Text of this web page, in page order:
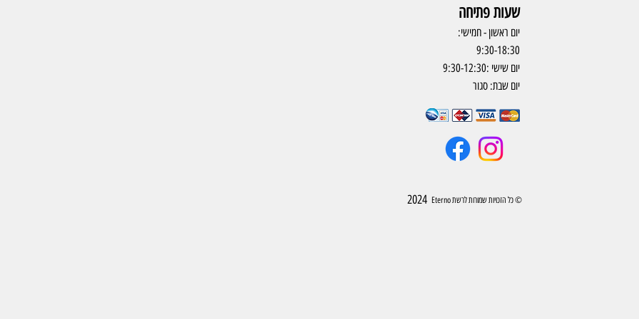
שעות פתיחה
יום ראשון - חמישי:
9:30-18:30
יום שישי :9:30-12:30
יום שבת: סגור
2024 © כל הזכויות שמורות לרשת Eterno